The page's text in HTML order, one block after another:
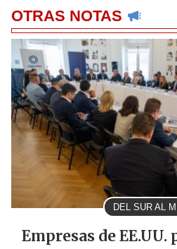
OTRAS NOTAS
DEL SUR AL
Empresas de